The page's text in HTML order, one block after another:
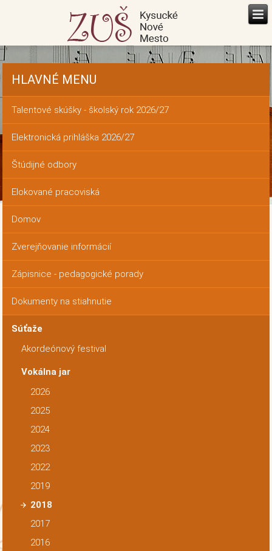
HLAVNÉ MENU
Talentové skúšky - školský rok 2026/27
Elektronická prihláška 2026/27
Štúdijné odbory
Elokované pracoviská
Domov
Zverejňovanie informácií
Zápisnice - pedagogické porady
Dokumenty na stiahnutie
Súťaže
Akordeónový festival
Vokálna jar
2026
2025
2024
2023
2022
2019
2018
2017
2016